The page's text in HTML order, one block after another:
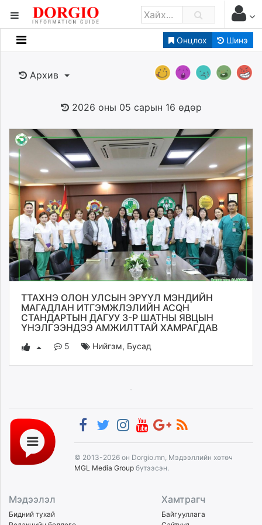
Онцлох Шинэ
Мэдээллийн
Банк санхүү
Нийслэлийн
dorgio.mn
Gogo.mn
caak.mn
news.mn
zindaa.mn
Baabar.mn
tovch.mn
ikon.mn
Livetv.mn
Eguur.mn
24tsag.mn
shuud.mn
zuv.mn
mminfo.mn
ugluu.mn
urlag.mn
shudarga.mn
shuurhai.mn
Архив
2026 оны 05 сарын 16 өдөр
ТТАХНЭ ОЛОН УЛСЫН ЭРҮҮЛ МЭНДИЙН
МАГАДЛАН ИТГЭМЖЛЭЛИЙН ACQH
СТАНДАРТЫН ДАГУУ 3-Р ШАТНЫ ЯВЦЫН
ҮНЭЛГЭЭНДЭЭ АМЖИЛТТАЙ ХАМРАГДАВ
5 Нийгэм, Бусад
© 2013-2026 он Dorgio.mn, Мэдээллийн хөтөч
MGL Media Group бүтээсэн.
Мэдээлэл
Бидний тухай
Хамтрагч
Байгууллага